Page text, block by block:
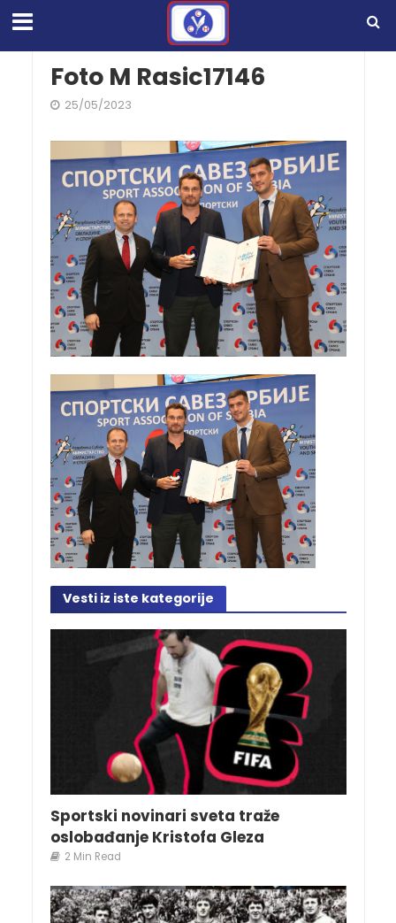
Foto M Rasic17146
25/05/2023
Vesti iz iste kategorije
Sportski novinari sveta traže
oslobađanje Kristofa Gleza
2 Min Read